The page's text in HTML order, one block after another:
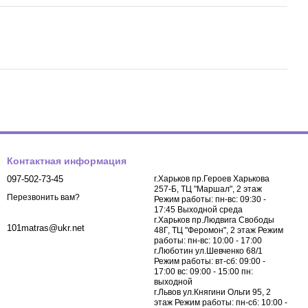
Контактная информация
097-502-73-45
Перезвонить вам?
101matras@ukr.net
г.Харьков пр.Героев Харькова
257-Б, ТЦ "Маршал", 2 этаж
Режим работы: пн-вс: 09:30 -
17:45 Выходной среда
г.Харьков пр.Людвига Свободы
48Г, ТЦ "Феромон", 2 этаж Режим
работы: пн-вс: 10:00 - 17:00
г.Люботин ул.Шевченко 68/1
Режим работы: вт-сб: 09:00 -
17:00 вс: 09:00 - 15:00 пн:
выходной
г.Львов ул.Княгини Ольги 95, 2
этаж Режим работы: пн-сб: 10:00 -